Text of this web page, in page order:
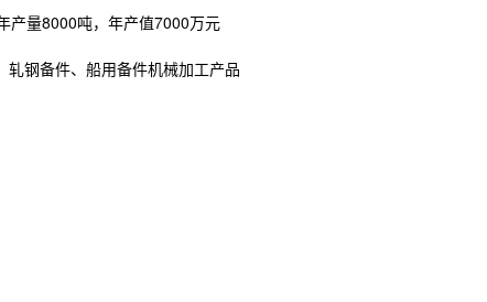
产量8000吨，年产值7000万元
钢备件、船用备件机械加工产品